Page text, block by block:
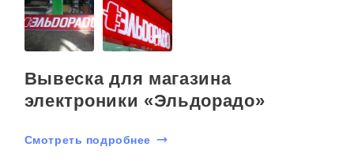
Вывеска для магазина
электроники «Эльдорадо»
Смотреть подробнее